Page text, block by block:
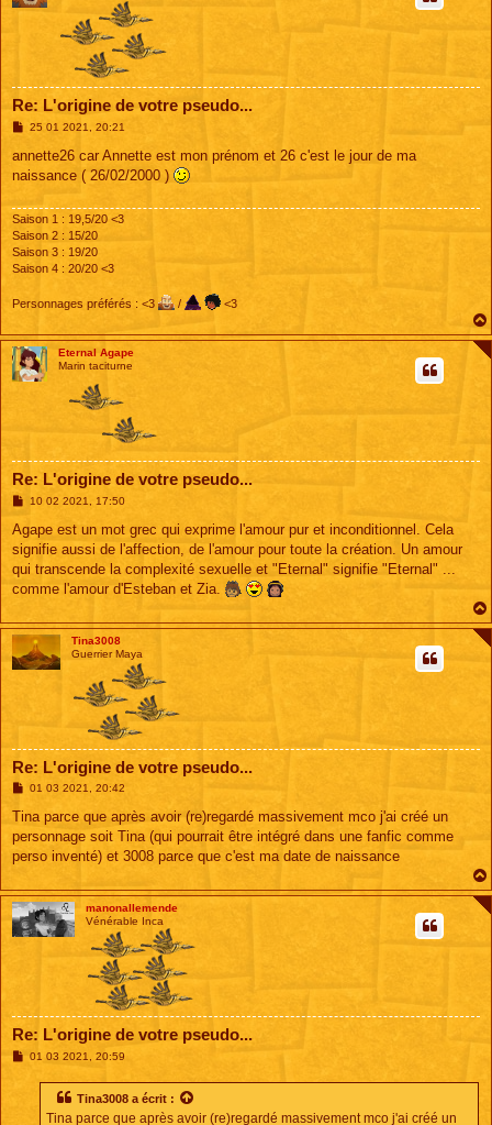
Re: L'origine de votre pseudo...
M
s
a
25 01 2021, 20:21
annette26 car Annette est mon prénom et 26 c'est le jour de ma
naissance ( 26/02/2000 )
Saison 1 : 19,5/20 <3
Saison 2 : 15/20
Saison 3 : 19/20
Saison 4 : 20/20 <3
Personnages préférés : <3 / <3
Eternal Agape
Marin taciturne
Re: L'origine de votre pseudo...
M
s
s
a
g
10 02 2021, 17:50
Agape est un mot grec qui exprime l'amour pur et inconditionnel. Cela
signifie aussi de l'affection, de l'amour pour toute la création. Un amour
qui transcende la complexité sexuelle et "Eternal" signifie "Eternal" ...
comme l'amour d'Esteban et Zia.
Tina3008
Guerrier Maya
Re: L'origine de votre pseudo...
M
s
a
g
01 03 2021, 20:42
Tina parce que après avoir (re)regardé massivement mco j'ai créé un
personnage soit Tina (qui pourrait être intégré dans une fanfic comme
perso inventé) et 3008 parce que c'est ma date de naissance
manonallemende
Vénérable Inca
Re: L'origine de votre pseudo...
M01 03 2021, 20:59
Tina3008 a écrit :
Tina parce que après avoir (re)regardé massivement mco j'ai créé un